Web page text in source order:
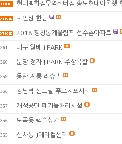
현대백화점무역센터점 송도현대아울렛
나인원 한남
2018 평창동계올림픽 선수촌아파트
361 대구 월배 I'PARK
360 분당 정자 I'PARK 주상복합
359 동탄 계룡 리슈빌
358 강남역 센트럴 푸르지오시티
357 개성공단 폐기물처리시설
356 도곡동 렉슬상가
355 신사동 J메티컬센터